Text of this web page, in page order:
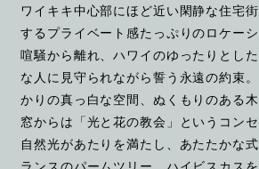
ワイキキ中心部にほど近い閑静な住宅
するプライベート感たっぷりのロケーシ
喧騒から離れ、ハワイのゆったりとし
な人に見守られながら誓う永遠の約束
かりの真っ白な空間、ぬくもりのある
窓からは「光と花の教会」というコン
自然光があたりを満たし、あたたかな
ランスのパームツリー、ハイビスカス